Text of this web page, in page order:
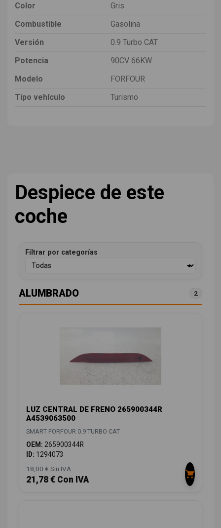
Color
Gris
Combustible
Gasolina
Versión
0.9 Turbo CAT
Potencia
90CV 66KW
Modelo
FORFOUR
Tipo vehículo
Turismo
Despiece de este
coche
Filtrar por categorías
ALUMBRADO 2
LUZ CENTRAL DE FRENO 265900344R
A4539063500
SMART FORFOUR 0.9 TURBO CAT
OEM: 265900344R
ID: 1294073
18,00 € Sin IVA
21,78 € Con IVA